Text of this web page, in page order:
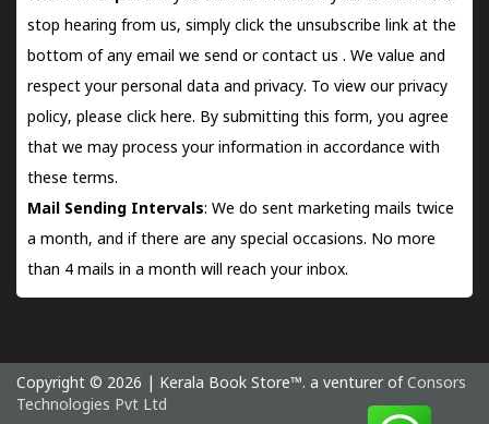
stop hearing from us, simply click the unsubscribe link at the
bottom of any email we send orcontact us . We value and
respect your personal data and privacy. To view our privacy
policy, please click here. By submitting this form, you agree
that we may process your information in accordance with
these terms.
Mail Sending Intervals: We do sent marketing mails twice
a month, and if there are any special occasions. No more
than 4 mails in a month will reach your inbox.
Copyright © 2026 | Kerala Book Store™. a venturer of Consors
Technologies Pvt Ltd